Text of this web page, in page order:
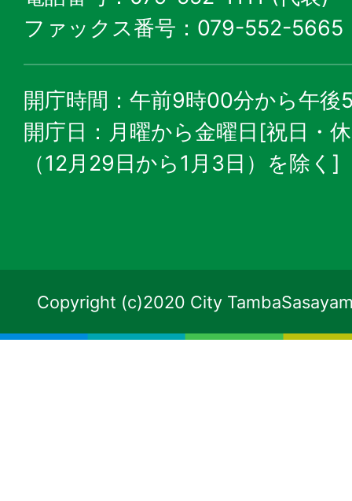
ファックス番号：079-552-5665
開庁時間：午前9時00分から午後
開庁日：月曜から金曜日[祝日・
（12月29日から1月3日）を除く]
Copyright (c)2020 City